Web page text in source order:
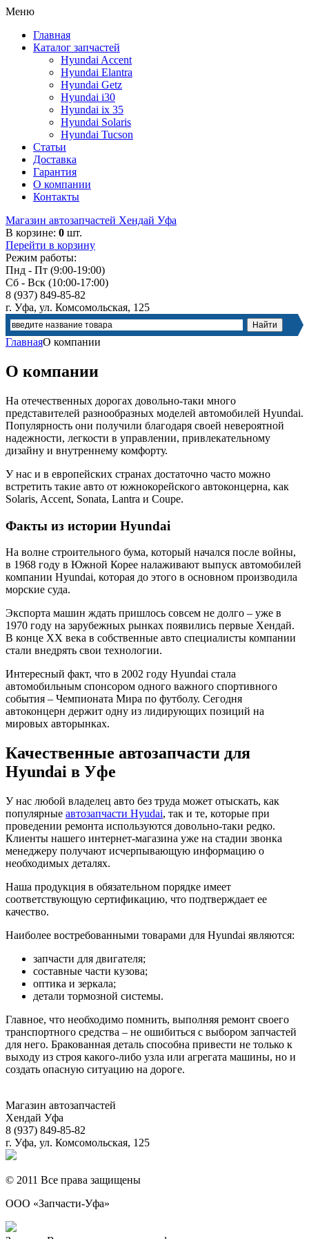
Меню
Главная
Каталог запчастей
Hyundai Accent
Hyundai Elantra
Hyundai Getz
Hyundai i30
Hyundai ix 35
Hyundai Solaris
Hyundai Tucson
Статьи
Доставка
Гарантия
О компании
Контакты
Магазин автозапчастей Хендай Уфа
В корзине: 0 шт.
Перейти в корзину
Режим работы:
Пнд - Пт (9:00-19:00)
Сб - Вск (10:00-17:00)
8 (937) 849-85-82
г. Уфа, ул. Комсомольская, 125
ГлавнаяО компании
О компании
На отечественных дорогах довольно-таки много
представителей разнообразных моделей автомобилей Hyundai.
Популярность они получили благодаря своей невероятной
надежности, легкости в управлении, привлекательному
дизайну и внутреннему комфорту.
У нас и в европейских странах достаточно часто можно
встретить такие авто от южнокорейского автоконцерна, как
Solaris, Accent, Sonata, Lantra и Coupe.
Факты из истории Hyundai
На волне строительного бума, который начался после войны,
в 1968 году в Южной Корее налаживают выпуск автомобилей
компании Hyundai, которая до этого в основном производила
морские суда.
Экспорта машин ждать пришлось совсем не долго – уже в
1970 году на зарубежных рынках появились первые Хендай.
В конце XX века в собственные авто специалисты компании
стали внедрять свои технологии.
Интересный факт, что в 2002 году Hyundai стала
автомобильным спонсором одного важного спортивного
события – Чемпионата Мира по футболу. Сегодня
автоконцерн держит одну из лидирующих позиций на
мировых авторынках.
Качественные автозапчасти для
Hyundai в Уфе
У нас любой владелец авто без труда может отыскать, как
популярные автозапчасти Hyudai, так и те, которые при
проведении ремонта используются довольно-таки редко.
Клиенты нашего интернет-магазина уже на стадии звонка
менеджеру получают исчерпывающую информацию о
необходимых деталях.
Наша продукция в обязательном порядке имеет
соответствующую сертификацию, что подтверждает ее
качество.
Наиболее востребованными товарами для Hyundai являются:
запчасти для двигателя;
составные части кузова;
оптика и зеркала;
детали тормозной системы.
Главное, что необходимо помнить, выполняя ремонт своего
транспортного средства – не ошибиться с выбором запчастей
для него. Бракованная деталь способна привести не только к
выходу из строя какого-либо узла или агрегата машины, но и
создать опасную ситуацию на дороге.
Магазин автозапчастей
Хендай Уфа
8 (937) 849-85-82
г. Уфа, ул. Комсомольская, 125
© 2011 Все права защищены
ООО «Запчасти-Уфа»